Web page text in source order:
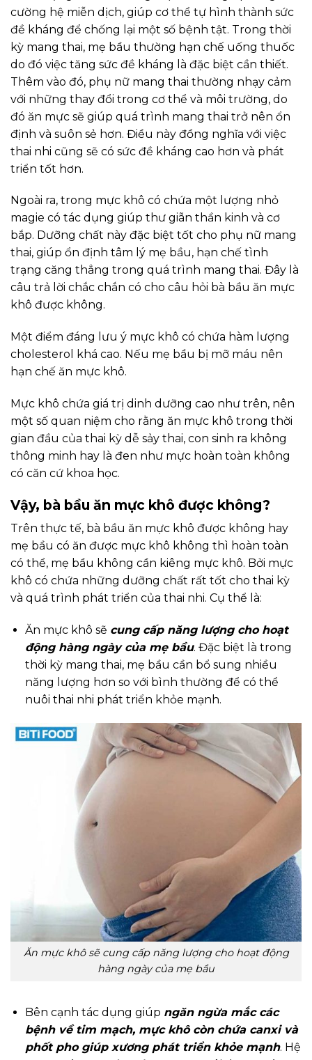
cường hệ miễn dịch, giúp cơ thể tự hình thành sức
đề kháng để chống lại một số bệnh tật. Trong thời
kỳ mang thai, mẹ bầu thường hạn chế uống thuốc
do đó việc tăng sức đề kháng là đặc biệt cần thiết.
Thêm vào đó, phụ nữ mang thai thường nhạy cảm
với những thay đổi trong cơ thể và môi trường, do
đó ăn mực sẽ giúp quá trình mang thai trở nên ổn
định và suôn sẻ hơn. Điều này đồng nghĩa với việc
thai nhi cũng sẽ có sức đề kháng cao hơn và phát
triển tốt hơn.
Ngoài ra, trong mực khô có chứa một lượng nhỏ
magie có tác dụng giúp thư giãn thần kinh và cơ
bắp. Dưỡng chất này đặc biệt tốt cho phụ nữ mang
thai, giúp ổn định tâm lý mẹ bầu, hạn chế tình
trạng căng thẳng trong quá trình mang thai. Đây là
câu trả lời chắc chắn có cho câu hỏi bà bầu ăn mực
khô được không.
Một điểm đáng lưu ý mực khô có chứa hàm lượng
cholesterol khá cao. Nếu mẹ bầu bị mỡ máu nên
hạn chế ăn mực khô.
Mực khô chứa giá trị dinh dưỡng cao như trên, nên
một số quan niệm cho rằng ăn mực khô trong thời
gian đầu của thai kỳ dễ sảy thai, con sinh ra không
thông minh hay là đen như mực hoàn toàn không
có căn cứ khoa học.
Vậy, bà bầu ăn mực khô được không?
Trên thực tế, bà bầu ăn mực khô được không hay
mẹ bầu có ăn được mực khô không thì hoàn toàn
có thể, mẹ bầu không cần kiêng mực khô. Bởi mực
khô có chứa những dưỡng chất rất tốt cho thai kỳ
và quá trình phát triển của thai nhi. Cụ thể là:
Ăn mực khô sẽ cung cấp năng lượng cho hoạt
động hàng ngày của mẹ bầu. Đặc biệt là trong
thời kỳ mang thai, mẹ bầu cần bổ sung nhiều
năng lượng hơn so với bình thường để có thể
nuôi thai nhi phát triển khỏe mạnh.
Ăn mực khô sẽ cung cấp năng lượng cho hoạt động
hàng ngày của mẹ bầu
Bên cạnh tác dụng giúp ngăn ngừa mắc các
bệnh về tim mạch, mực khô còn chứa canxi và
phốt pho giúp xương phát triển khỏe mạnh. Hệ